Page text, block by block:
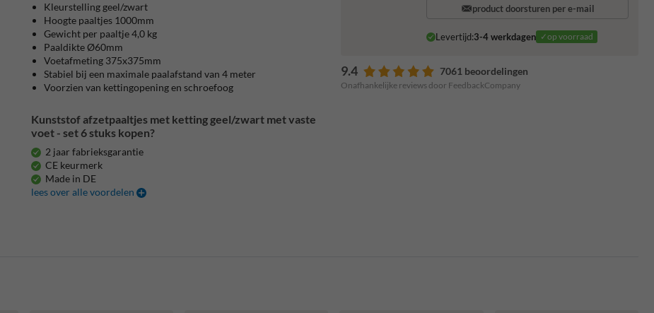
product doorsturen per e-mail
Levertijd:3-4 werkdagen ✓op voorraad
9.4 7061 beoordelingen
Onafhankelijke reviews door FeedbackCompany
Kleurstelling geel/zwart
Hoogte paaltjes 1000mm
Gewicht per paaltje 4,0 kg
Paaldikte Ø60mm
Voetafmeting 375x375mm
Stabiel bij een maximale paalafstand van 4 meter
Voorzien van kettingopening en schroefoog
Kunststof afzetpaaltjes met ketting geel/zwart met vaste
voet - set 6 stuks kopen?
2 jaar fabrieksgarantie
CE keurmerk
Made in DE
lees over alle voordelen